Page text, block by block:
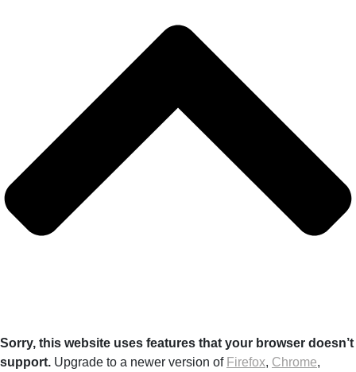
Sorry, this website uses features that your browser doesn’t
support. Upgrade to a newer version of Firefox, Chrome,